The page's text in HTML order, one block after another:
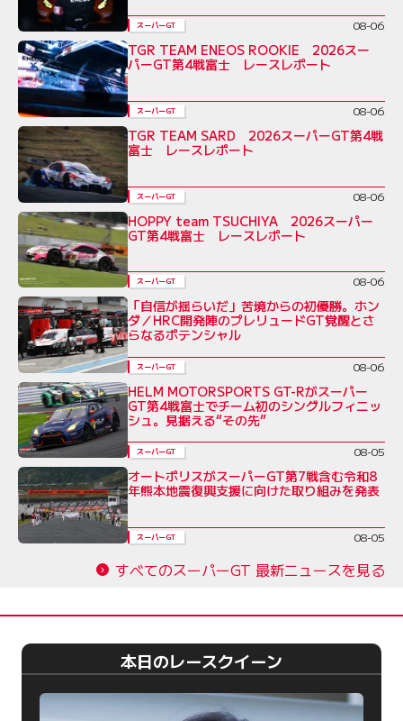
スーパーGT 08-06
TGR TEAM ENEOS ROOKIE 2026スー
パーGT第4戦富士 レースレポート
スーパーGT 08-06
TGR TEAM SARD 2026スーパーGT第4戦
富士 レースレポート
スーパーGT 08-06
HOPPY team TSUCHIYA 2026スーパー
GT第4戦富士 レースレポート
スーパーGT 08-06
「自信が揺らいだ」苦境からの初優勝。ホン
ダ／HRC開発陣のプレリュードGT覚醒とさ
らなるポテンシャル
スーパーGT 08-06
HELM MOTORSPORTS GT-Rがスーパー
GT第4戦富士でチーム初のシングルフィニッ
シュ。見据える“その先”
スーパーGT 08-05
オートポリスがスーパーGT第7戦含む令和8
年熊本地震復興支援に向けた取り組みを発表
スーパーGT 08-05
すべてのスーパーGT 最新ニュースを見る
本日のレースクイーン